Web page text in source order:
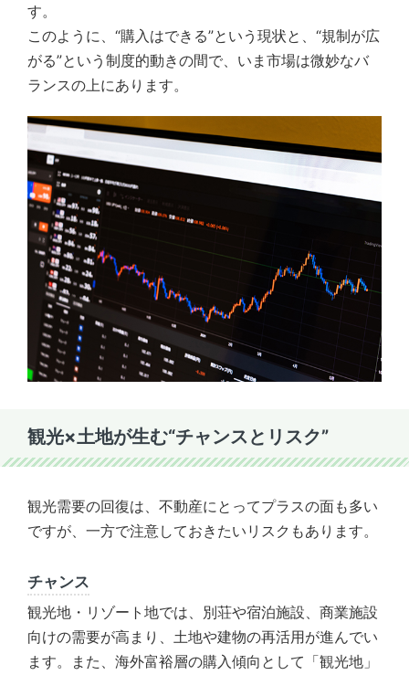
す。
このように、“購入はできる”という現状と、“規制が広
がる”という制度的動きの間で、いま市場は微妙なバ
ランスの上にあります。
観光×土地が生む“チャンスとリスク”
観光需要の回復は、不動産にとってプラスの面も多い
ですが、一方で注意しておきたいリスクもあります。
チャンス
観光地・リゾート地では、別荘や宿泊施設、商業施設
向けの需要が高まり、土地や建物の再活用が進んでい
ます。また、海外富裕層の購入傾向として「観光地」